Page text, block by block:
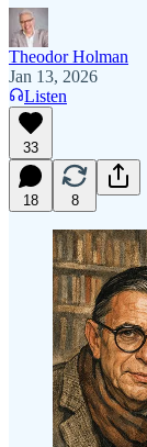
Theodor Holman
Jan 13, 2026
Listen
33
18 8